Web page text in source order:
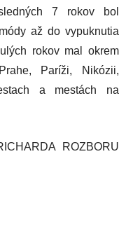
7 rokov bol
až do vypuknutia
rokov mal okrem
Paríži, Nikózii,
a mestách na
ROZBORU